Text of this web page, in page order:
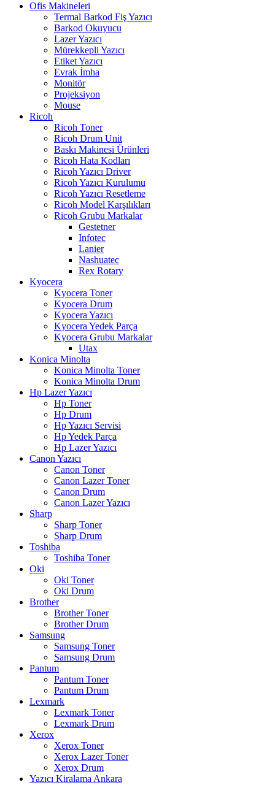
Ofis Makineleri
Termal Barkod Fiş Yazıcı
Barkod Okuyucu
Lazer Yazıcı
Mürekkepli Yazıcı
Etiket Yazıcı
Evrak İmha
Monitör
Projeksiyon
Mouse
Ricoh
Ricoh Toner
Ricoh Drum Unit
Baskı Makinesi Ürünleri
Ricoh Hata Kodları
Ricoh Yazıcı Driver
Ricoh Yazıcı Kurulumu
Ricoh Yazıcı Resetleme
Ricoh Model Karşılıkları
Ricoh Grubu Markalar
Gestetner
Infotec
Lanier
Nashuatec
Rex Rotary
Kyocera
Kyocera Toner
Kyocera Drum
Kyocera Yazıcı
Kyocera Yedek Parça
Kyocera Grubu Markalar
Utax
Konica Minolta
Konica Minolta Toner
Konica Minolta Drum
Hp Lazer Yazıcı
Hp Toner
Hp Drum
Hp Yazıcı Servisi
Hp Yedek Parça
Hp Lazer Yazıcı
Canon Yazıcı
Canon Toner
Canon Lazer Toner
Canon Drum
Canon Lazer Yazıcı
Sharp
Sharp Toner
Sharp Drum
Toshiba
Toshiba Toner
Oki
Oki Toner
Oki Drum
Brother
Brother Toner
Brother Drum
Samsung
Samsung Toner
Samsung Drum
Pantum
Pantum Toner
Pantum Drum
Lexmark
Lexmark Toner
Lexmark Drum
Xerox
Xerox Toner
Xerox Lazer Toner
Xerox Drum
Yazıcı Kiralama Ankara